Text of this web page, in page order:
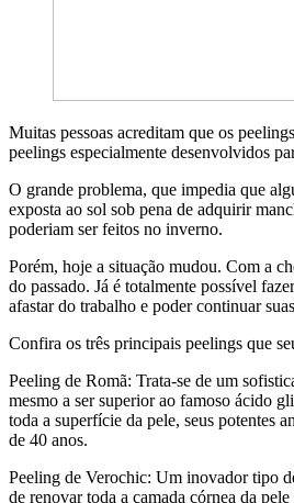
Muitas pessoas acreditam que os
peelings especialmente desenvolvidos
O grande problema, que impedia que
exposta ao sol sob pena de adquirir
poderiam ser feitos no inverno.
Porém, hoje a situação mudou. Com a
do passado. Já é totalmente possível
afastar do trabalho e poder continuar
Confira os três principais peelings que
Peeling de Romã: Trata-se de um
mesmo a ser superior ao famoso ácido
toda a superfície da pele, seus potentes
de 40 anos.
Peeling de Verochic: Um inovador tipo
de renovar toda a camada córnea da